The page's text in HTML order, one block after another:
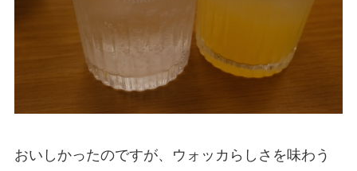
おいしかったのですが、ウォッカらしさを味わう